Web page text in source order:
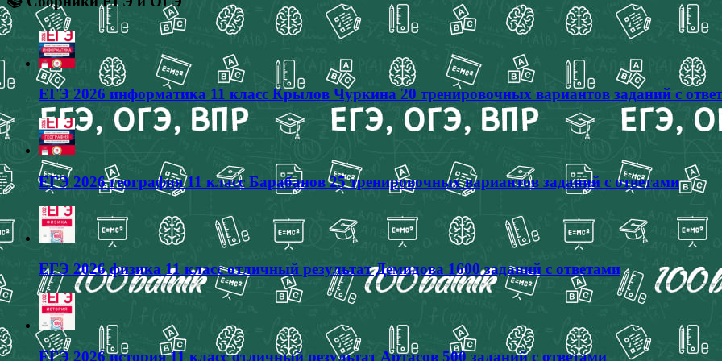
ЕГЭ 2026 информатика 11 класс Крылов Чуркина 20 тренировочных вариантов заданий с
ЕГЭ 2026 география 11 класс Барабанов 25 тренировочных вариантов заданий с ответами
ЕГЭ 2026 физика 11 класс отличный результат Демидова 1600 заданий с ответами
ЕГЭ 2026 история 11 класс отличный результат Артасов 500 заданий с ответами